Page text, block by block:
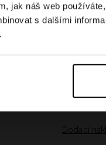
jak náš web
s dalšími
Kompletní průvodce
Dodací